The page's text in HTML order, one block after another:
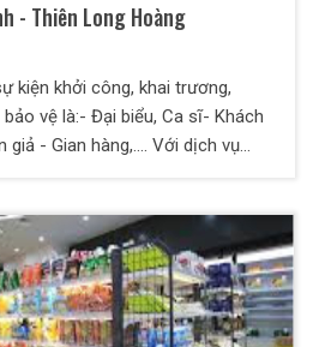
- Thiên Long Hoàng
kiện khởi công, khai trương,
vệ là:- Đại biểu, Ca sĩ- Khách
- Gian hàng,.... Với dịch vụ